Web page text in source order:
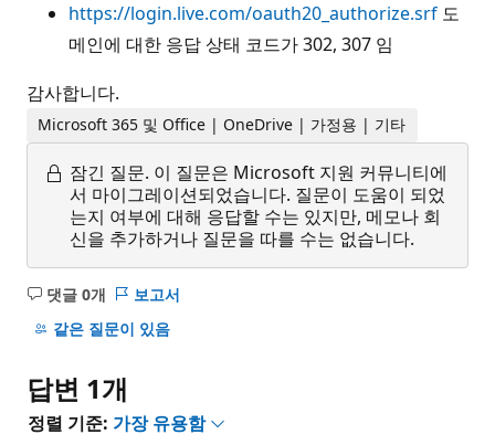
https://login.live.com/oauth20_authorize.srf 도
메인에 대한 응답 상태 코드가 302, 307 임
감사합니다.
Microsoft 365 및 Office | OneDrive | 가정용 | 기타
잠긴 질문. 이 질문은 Microsoft 지원 커뮤니티에
서 마이그레이션되었습니다. 질문이 도움이 되었
는지 여부에 대해 응답할 수는 있지만, 메모나 회
신을 추가하거나 질문을 따를 수는 없습니다.
댓글 0개
설
명
음
보고서
같은 질문이 있음
답변 1개
정렬 기준: 가장 유용함